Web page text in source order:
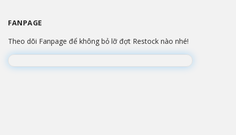
FANPAGE
Theo dõi Fanpage để không bỏ lỡ đợt Restock nào nhé!
Đang lắp ráp Fanpage...